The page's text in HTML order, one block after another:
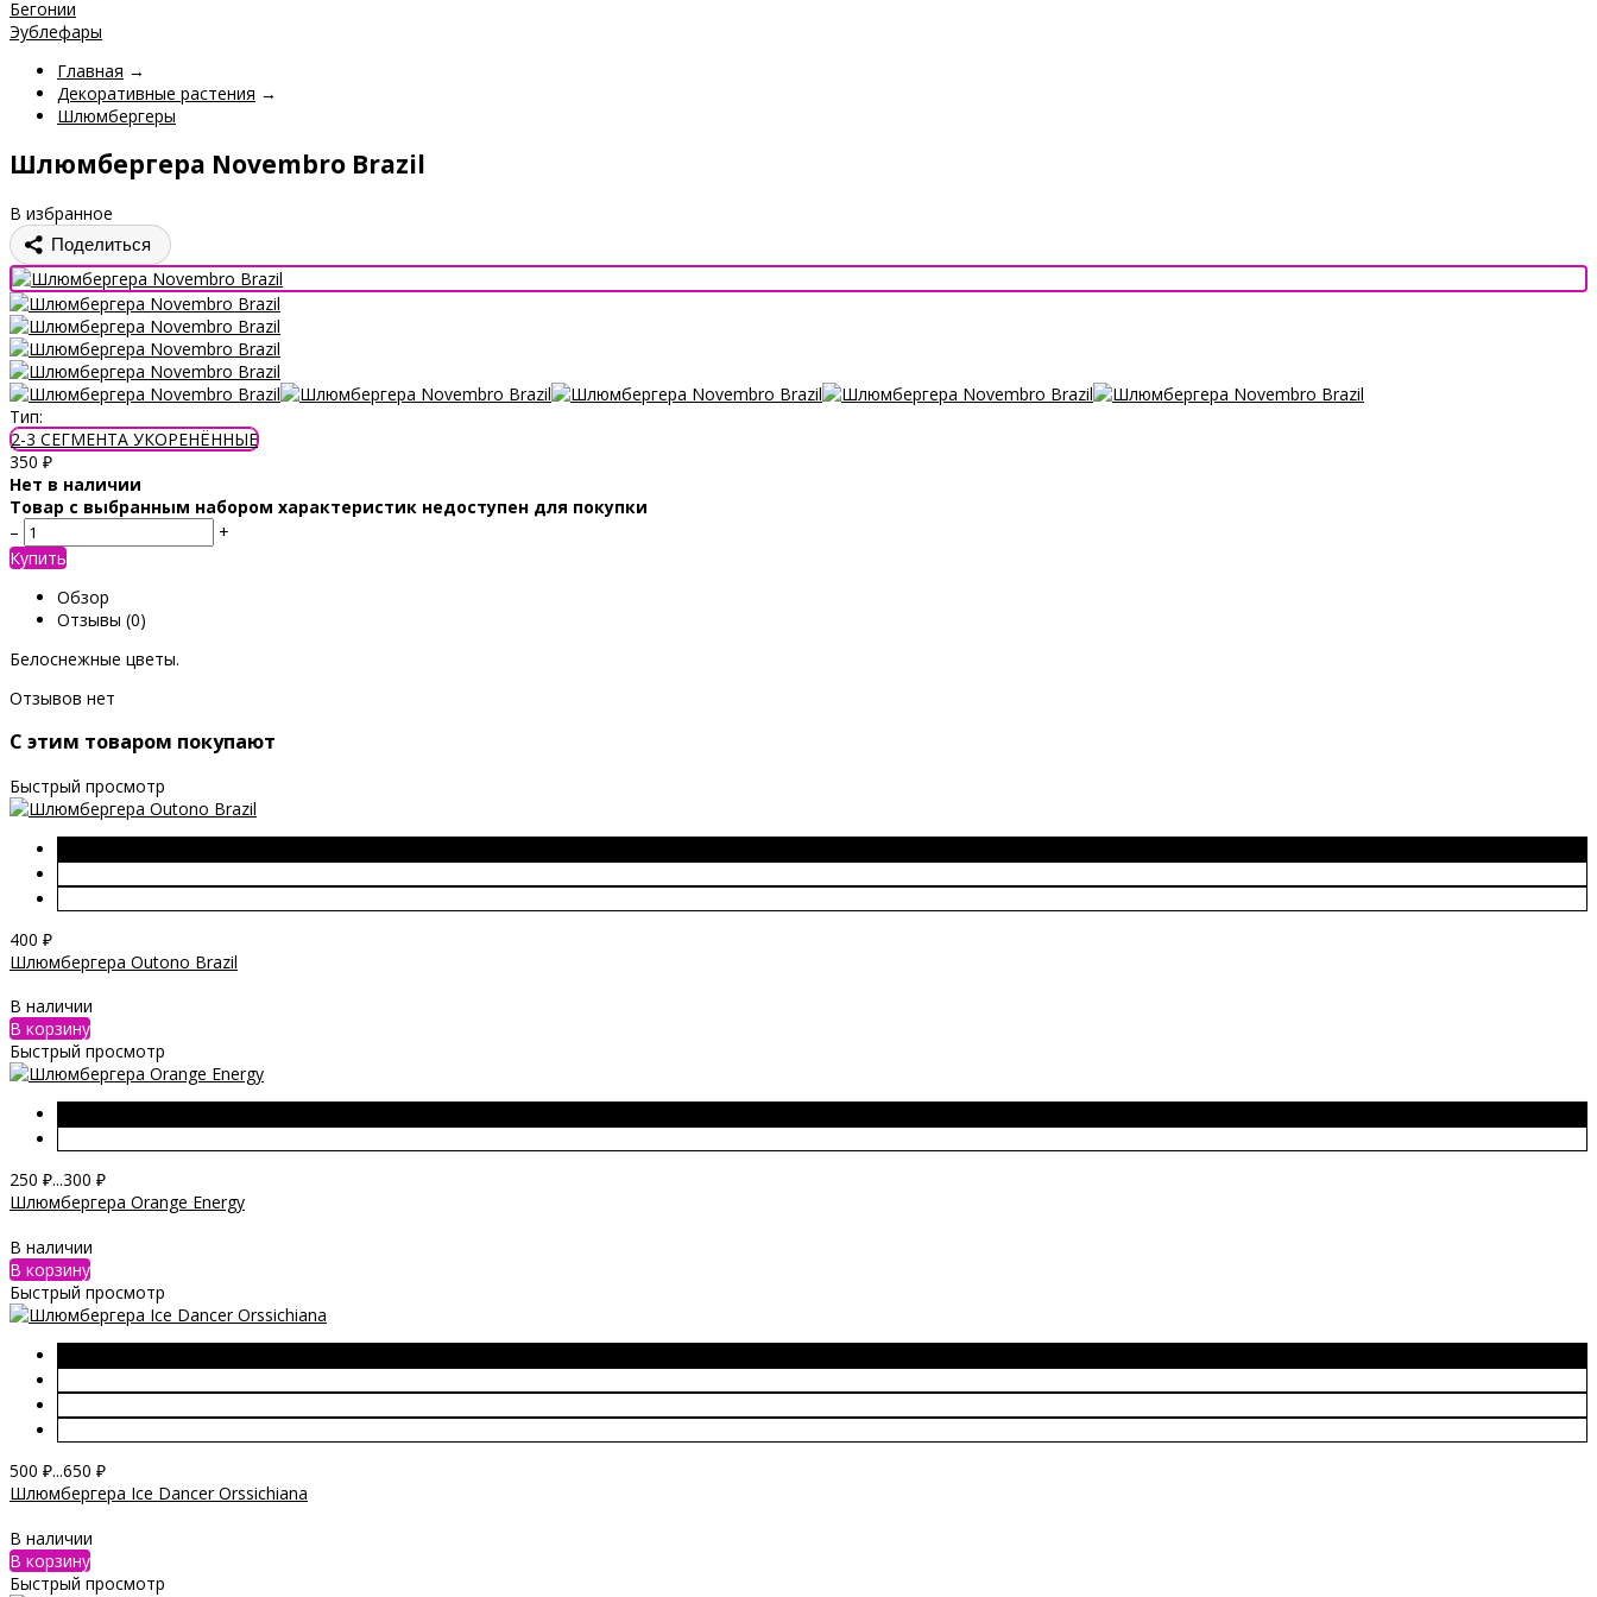
Бегонии
Эублефары
Главная →
Декоративные растения →
Шлюмбергеры
Шлюмбергера Novembro Brazil
В избранное
Поделиться
Тип:
2-3 СЕГМЕНТА УКОРЕНЁННЫЕ
350 ₽
Нет в наличии
Товар с выбранным набором характеристик недоступен для покупки
–
+
Купить
Обзор
Отзывы (0)
Белоснежные цветы.
Отзывов нет
C этим товаром покупают
Быстрый просмотр
400 ₽
Шлюмбергера Outono Brazil
В наличии
В корзину
Быстрый просмотр
250 ₽...300 ₽
Шлюмбергера Orange Energy
В наличии
В корзину
Быстрый просмотр
500 ₽...650 ₽
Шлюмбергера Ice Dancer Orssichiana
В наличии
В корзину
Быстрый просмотр